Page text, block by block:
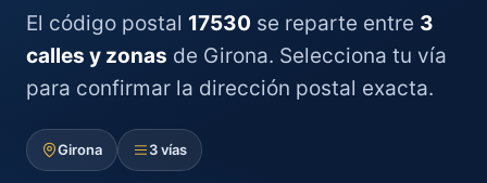
El código postal 17530 se reparte entre 3
calles y zonas de Girona. Selecciona tu vía
para confirmar la dirección postal exacta.
Girona 3 vías